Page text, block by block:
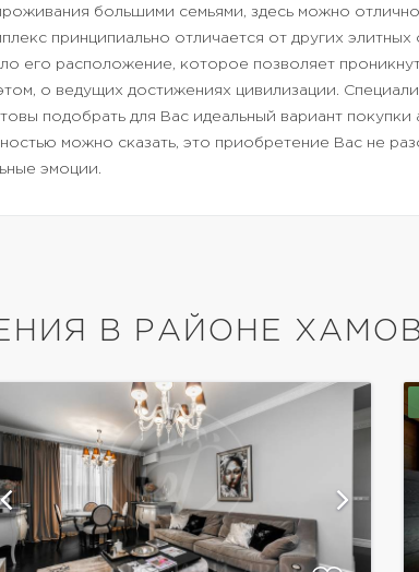
большими семьями, здесь можно
принципиально отличается от других
его расположение, которое позволяет
о ведущих достижениях цивилизации.
подобрать для Вас идеальный вариант
можно сказать, это приобретение Вас не
эмоции.
В РАЙОНЕ
показать ещё 7 фотографий